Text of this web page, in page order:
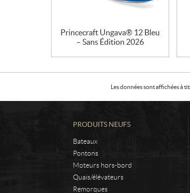
Princecraft Ungava® 12 Bleu
– Sans Édition 2026
Les données sont affichées à
PRODUITS NEUFS
Bateaux
Pontons
Moteurs hors-bord
Quais/élévateurs
Remorques